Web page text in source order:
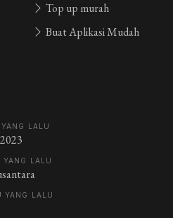
Top up murah
Buat Aplikasi Mudah
LALU
YANG LALU
YANG LALU